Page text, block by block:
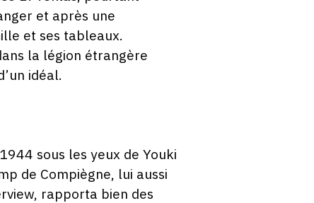
et après une
et ses tableaux.
la légion étrangère
idéal.
sous les yeux de Youki
de Compiègne, lui aussi
rapporta bien des